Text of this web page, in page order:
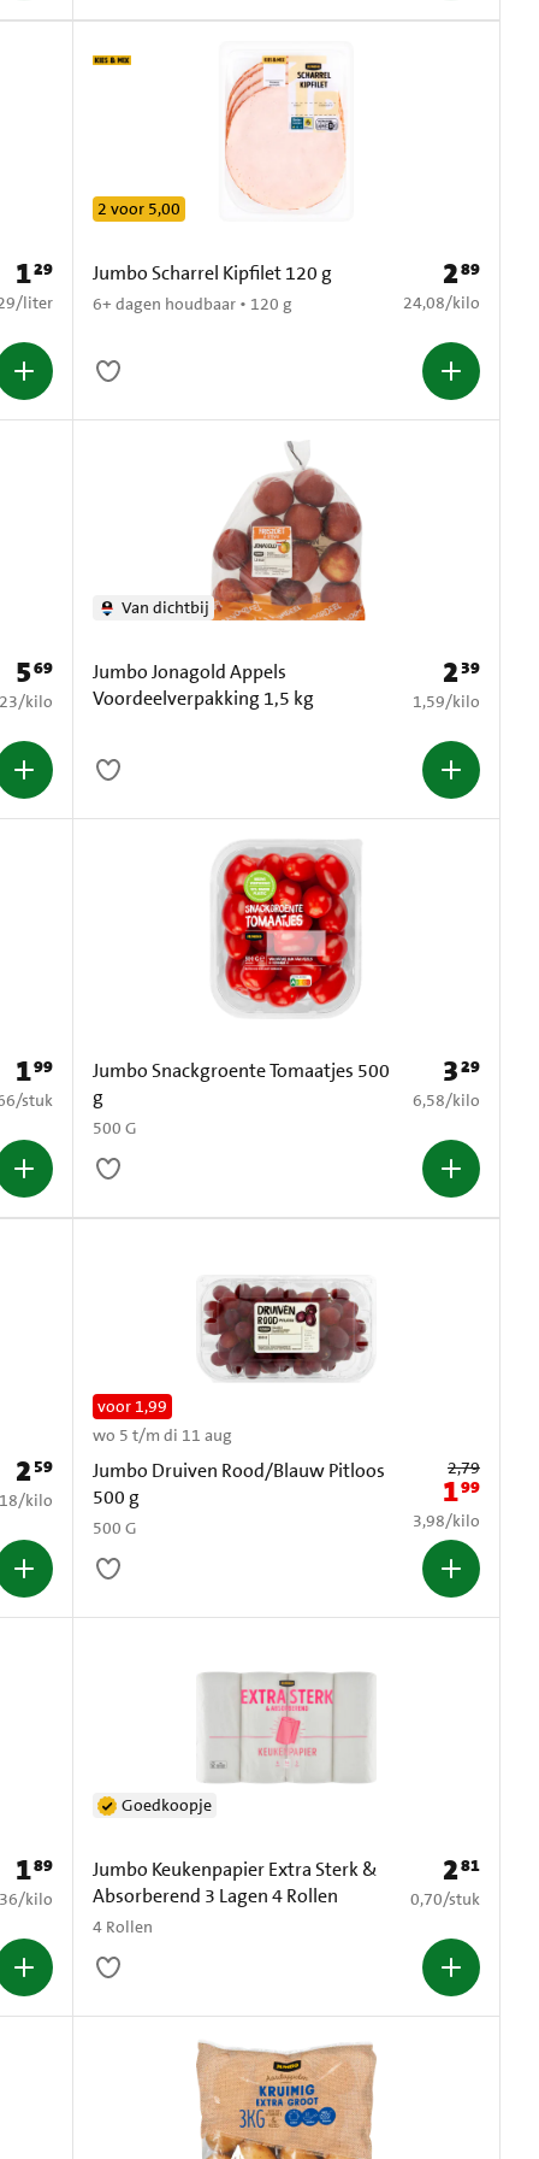
Prijs: € 1,29
129
per liter
/liter
Jumbo Scharrel Kipfilet 120 g
6+ dagen houdbaar • 120 g
2 voor 5,00
Prijs: € 2,89
289
€ 24,08 per kilo
24,08/kilo
Prijs: € 5,69
569
per kilo
/kilo
Jumbo Jonagold Appels
Voordeelverpakking 1,5 kg
Van dichtbij
Prijs: € 2,39
239
€ 1,59 per kilo
1,59/kilo
Prijs: € 1,99
199
per stuk
/stuk
Jumbo Snackgroente Tomaatjes 500
g
500 G
Prijs: € 3,29
329
€ 6,58 per kilo
6,58/kilo
Prijs: € 2,59
259
per kilo
/kilo
Jumbo Druiven Rood/Blauw Pitloos
500 g
500 G
voor 1,99
wo 5 t/m di 11 aug
Oude prijs: €
2,79
Nieuwe
199
€ 3,98 per kilo
3,98/kilo
Prijs: € 1,89
189
per kilo
/kilo
Jumbo Keukenpapier Extra Sterk &
Absorberend 3 Lagen 4 Rollen
4 Rollen
Goedkoopje
Prijs: € 2,81
281
€ 0,70 per stuk
0,70/stuk